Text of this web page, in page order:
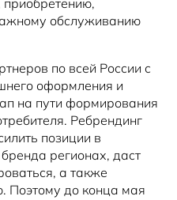
приобретению,
обслуживанию
по всей России с
оформления и
на пути формирования
Ребрендинг
позиции в
регионах, даст
а также
Поэтому до конца мая